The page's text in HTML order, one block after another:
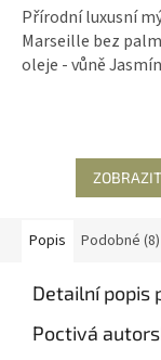
Přírodní luxusní
Marseille bez
oleje - vůně Jasmín
Popis Podobné (8)
Detailní popis
Poctivá